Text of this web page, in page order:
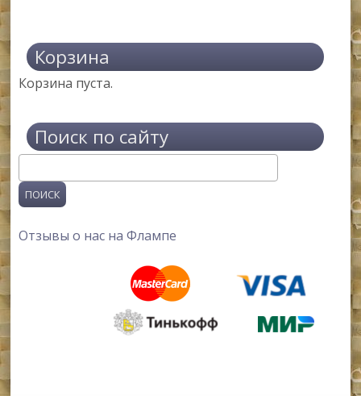
Корзина
Корзина пуста.
Поиск по сайту
Отзывы о нас на Флампе